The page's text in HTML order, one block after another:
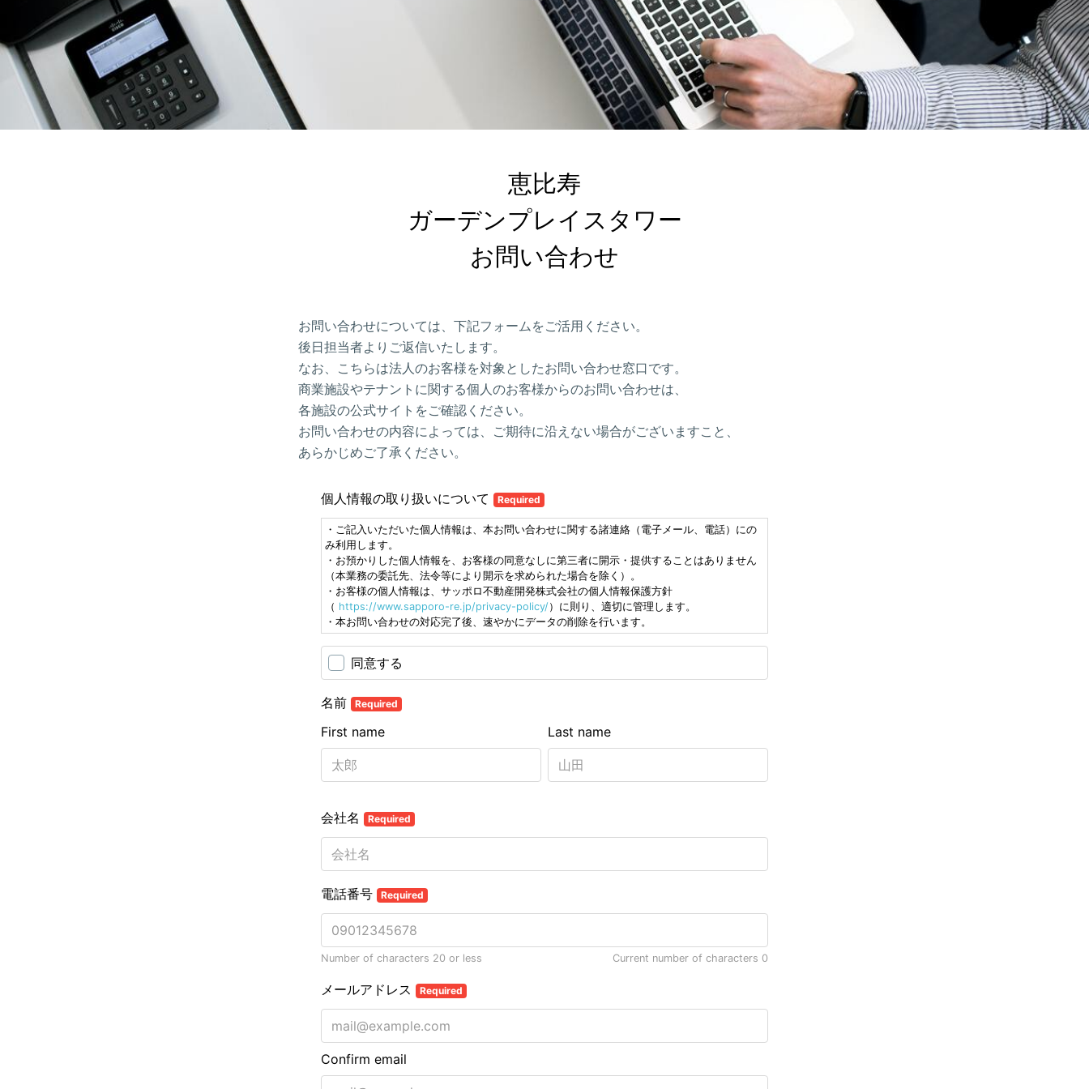
恵比寿
ガーデンプレイスタワー
お問い合わせ
お問い合わせについては、下記フォームをご活用ください。
後日担当者よりご返信いたします。
なお、こちらは法人のお客様を対象としたお問い合わせ窓口です。
商業施設やテナントに関する個人のお客様からのお問い合わせは、
各施設の公式サイトをご確認ください。
お問い合わせの内容によっては、ご期待に沿えない場合がございますこと、
あらかじめご了承ください。
個人情報の取り扱いについて Required
・ご記入いただいた個人情報は、本お問い合わせに関する諸連絡（電子メール、電話）にの
み利用します。
・お預かりした個人情報を、お客様の同意なしに第三者に開示・提供することはありません
（本業務の委託先、法令等により開示を求められた場合を除く）。
・お客様の個人情報は、サッポロ不動産開発株式会社の個人情報保護方針
（ https://www.sapporo-re.jp/privacy-policy/ ）に則り、適切に管理します。
・本お問い合わせの対応完了後、速やかにデータの削除を行います。
同意する
名前 Required
Last name
First name
会社名 Required
電話番号 Required
Number of characters 20 or less Current number of characters 0
メールアドレス Required
Confirm email